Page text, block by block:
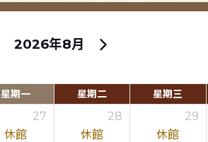
2026年8月
星期一 星期二 星期三
27
休館
28
休館
29
休館